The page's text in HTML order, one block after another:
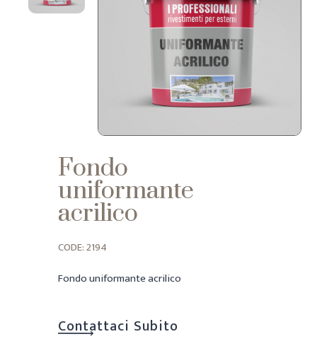
Fondo
uniformante
acrilico
CODE: 2194
Fondo uniformante acrilico
Contattaci Subito